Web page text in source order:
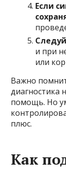
Если
и при
или
Важно
диагностика
помощь. Но
плюс.
Как